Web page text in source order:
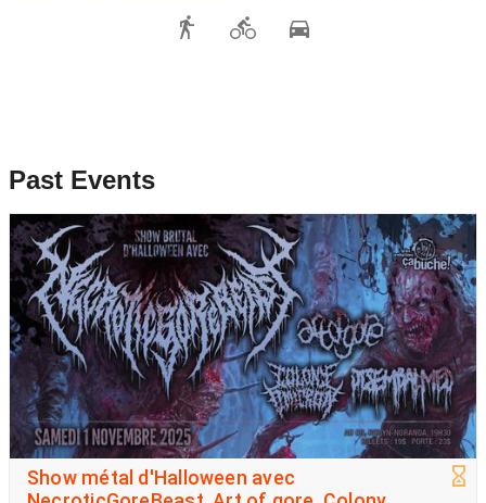
Past Events
Show métal d'Halloween avec